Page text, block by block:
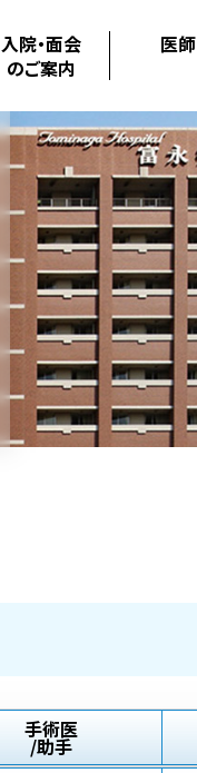
入院・面会
のご案内
医師
手術医
/助手